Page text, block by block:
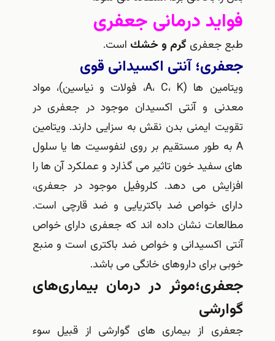
فواید درمانی جعفری
طبع جعفریگرم و خشك است.
جعفری؛ آنتی اکسیدانی قوی
ویتامین ها (A، C، K، فولات و نیاسین)، مواد
معدنی و آنتی اکسیدان موجود در جعفری در
تقویت ایمنی بدن نقش به سزایی دارند. ویتامین
A به طور مستقیم بر روی لنفوسیت ها یا سلول
های سفید خون تاثیر می گذارد و عملکرد آن ها را
افزایش می دهد. کلروفیل موجود در جعفری،
دارای خواص ضد باکتریایی و ضد قارچی است.
مطالعات نشان داده اند که جعفری دارای خواص
آنتی اکسیدانی و خواص ضد باکتری است و منبع
خوبی برای داروهای خانگی می باشد.
جعفری؛موثر در درمان بیماری‌های
گوارشی
جعفری از بیماری های گوارشی از قبیل سوء